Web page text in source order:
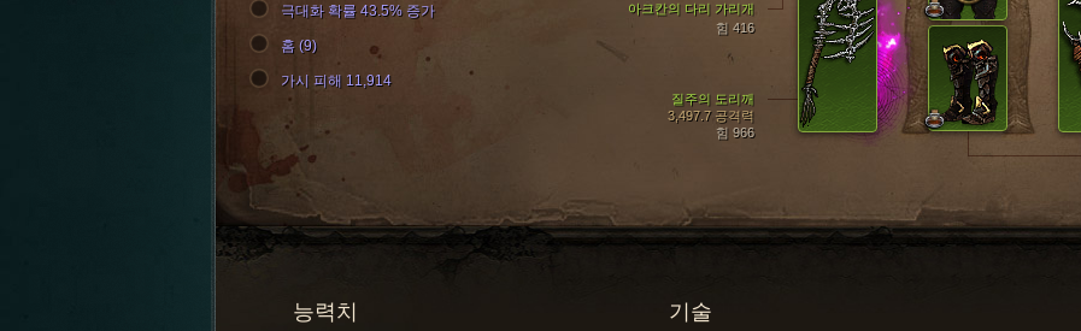
아크칸의 다리 가리개
힘 416
질주의 도리깨
3,497.7 공격력
힘 966
극대화 확률 43.5% 증가
홈 (9)
가시 피해 11,914
기술
능력치